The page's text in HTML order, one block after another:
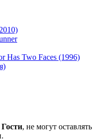
Has Two Faces (1996)
Гости, не могут оставлять